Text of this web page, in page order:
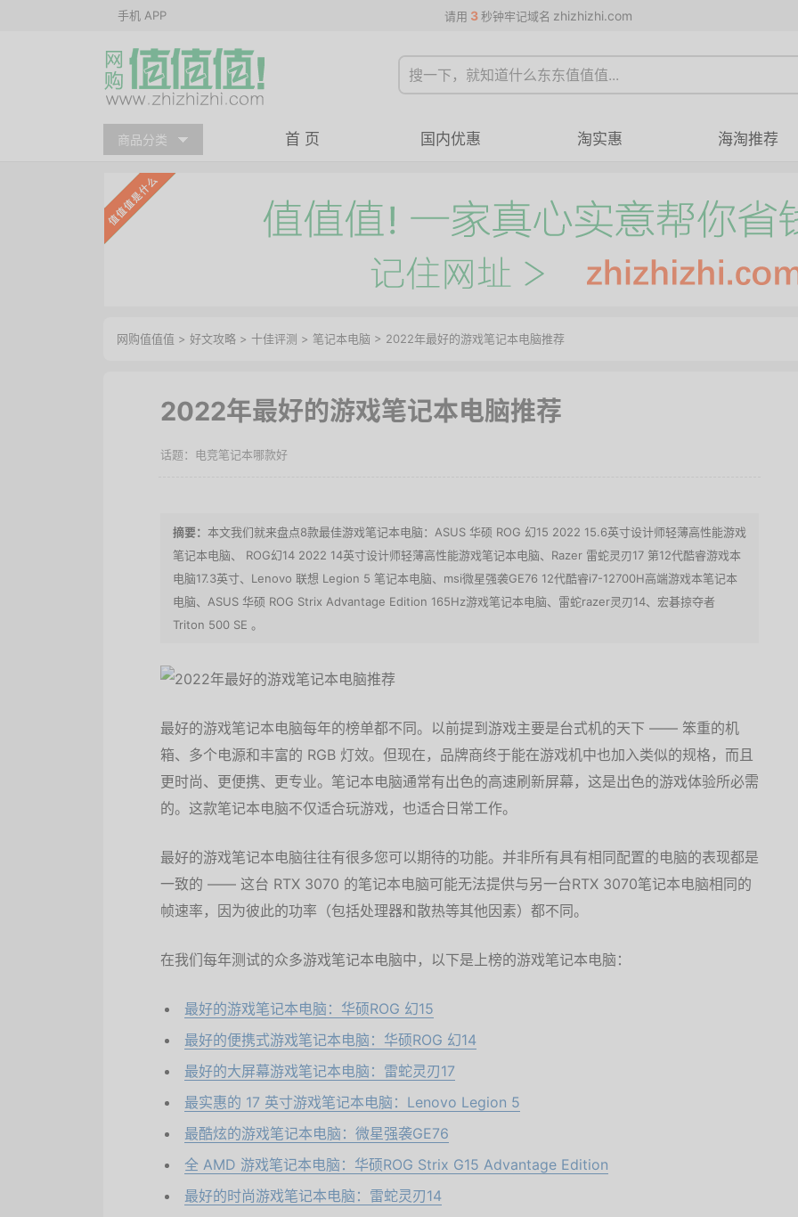
手机 APP 请用 3 秒钟牢记域名 zhizhizhi.com
商品分类 首 页 国内优惠 淘实惠 海淘推荐
网购值值值 > 好文攻略 > 十佳评测 > 笔记本电脑 > 2022年最好的游戏笔记本电脑推荐
2022年最好的游戏笔记本电脑推荐
电竞笔记本哪款好
本文我们就来盘点8款最佳游戏笔记本电脑：ASUS 华硕 ROG 幻15 2022 15.6英寸设计师轻薄高性能游戏
笔记本电脑、 ROG幻14 2022 14英寸设计师轻薄高性能游戏笔记本电脑、Razer 雷蛇灵刃17 第12代酷睿游戏本
电脑17.3英寸、Lenovo 联想 Legion 5 笔记本电脑、msi微星强袭GE76 12代酷睿i7-12700H高端游戏本笔记本
电脑、ASUS 华硕 ROG Strix Advantage Edition 165Hz游戏笔记本电脑、雷蛇razer灵刃14、宏碁掠夺者
Triton 500 SE 。
最好的游戏笔记本电脑每年的榜单都不同。以前提到游戏主要是台式机的天下 —— 笨重的机
箱、多个电源和丰富的 RGB 灯效。但现在，品牌商终于能在游戏机中也加入类似的规格，而且
更时尚、更便携、更专业。笔记本电脑通常有出色的高速刷新屏幕，这是出色的游戏体验所必需
的。这款笔记本电脑不仅适合玩游戏，也适合日常工作。
最好的游戏笔记本电脑往往有很多您可以期待的功能。并非所有具有相同配置的电脑的表现都是
一致的 —— 这台 RTX 3070 的笔记本电脑可能无法提供与另一台RTX 3070笔记本电脑相同的
帧速率，因为彼此的功率（包括处理器和散热等其他因素）都不同。
在我们每年测试的众多游戏笔记本电脑中，以下是上榜的游戏笔记本电脑：
最好的游戏笔记本电脑：华硕ROG 幻15
最好的便携式游戏笔记本电脑：华硕ROG 幻14
最好的大屏幕游戏笔记本电脑：雷蛇灵刃17
最实惠的 17 英寸游戏笔记本电脑：Lenovo Legion 5
最酷炫的游戏笔记本电脑：微星强袭GE76
全 AMD 游戏笔记本电脑：华硕ROG Strix G15 Advantage Edition
最好的时尚游戏笔记本电脑：雷蛇灵刃14